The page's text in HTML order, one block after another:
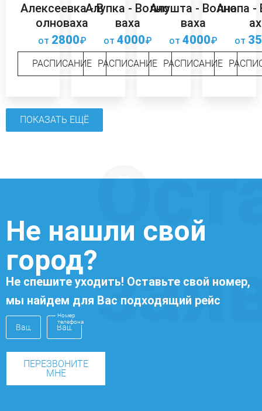
Алексеевка - В
олноваха
от 2800₽
РАСПИСАНИЕ
Алупка - Волно
ваха
от 4000₽
РАСПИСАНИЕ
Алушта - Волно
ваха
от 4000₽
РАСПИСАНИЕ
Анапа -
от
ПОКАЗАТЬ ЕЩЁ
Не нашли свой
город?
Не спешите уходить! Оставьте свой номер,
мы найдем для Вас подходящий рейс
Номер
телефона
ПЕРЕЗВОНИТЕ
МНЕ